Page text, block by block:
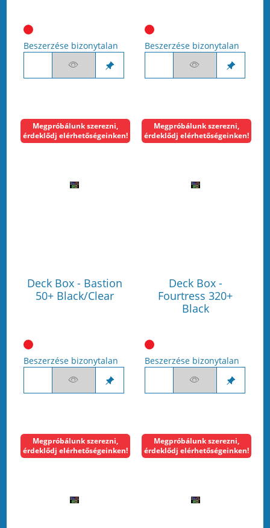
Beszerzése bizonytalan Beszerzése bizonytalan
Deck Box - Bastion
50+ Black/Clear
Megpróbálunk szerezni,
érdeklődj elérhetőségeinken!
Beszerzése bizonytalan
Deck Box -
Fourtress 320+
Black
Megpróbálunk szerezni,
érdeklődj elérhetőségeinken!
Beszerzése bizonytalan
Megpróbálunk szerezni,
érdeklődj elérhetőségeinken!
Megpróbálunk szerezni,
érdeklődj elérhetőségeinken!